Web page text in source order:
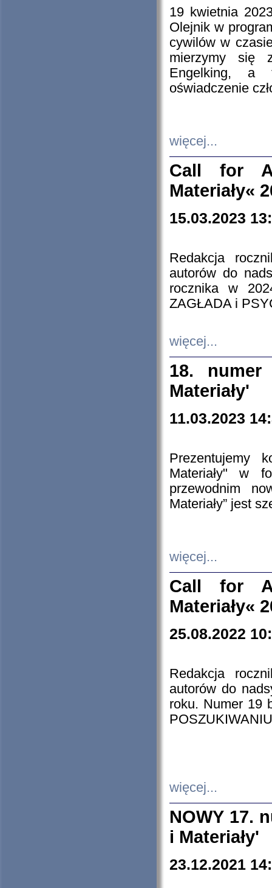
19 kwietnia
Olejnik w
cywilów w
mierzymy się
Engelking, a
oświadczenie
więcej...
Call for
Materiały«
15.03.2023
Redakcja
autorów do
rocznika w
ZAGŁADA i
więcej...
18. numer
Materiały'
11.03.2023
Prezentujemy
Materiały" w
przewodnim
Materiały” jest
więcej...
Call for
Materiały«
25.08.2022
Redakcja
autorów do
roku. Numer 19
więcej...
NOWY 17.
i Materiały'
23.12.2021